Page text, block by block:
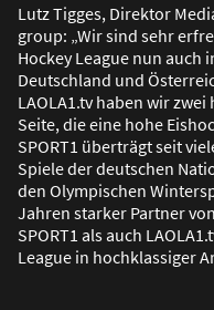
Lutz Tigges, Direktor
group: „Wir sind sehr
Hockey League nun auch
Deutschland und
LAOLA1.tv haben wir
Seite, die eine hohe
SPORT1 überträgt seit
Spiele der deutschen
den Olympischen
Jahren starker Partner
SPORT1 als auch
League in hochklassiger